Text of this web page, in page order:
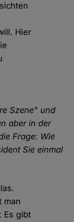
Hier
Szene" und
aber in der
Frage: Wie
Sie einmal
man
Es gibt